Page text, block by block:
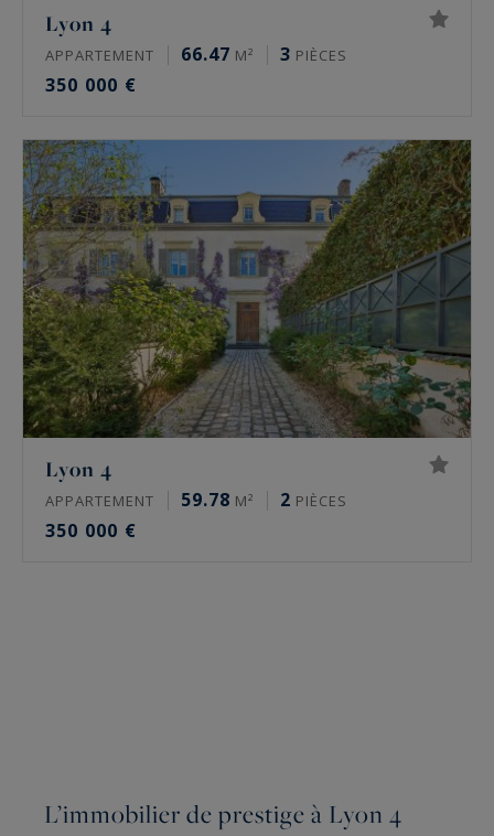
Lyon 4
APPARTEMENT 66.47 M² 3 PIÈCES
350 000 €
Lyon 4
APPARTEMENT 59.78 M² 2 PIÈCES
350 000 €
L’immobilier de prestige à Lyon 4